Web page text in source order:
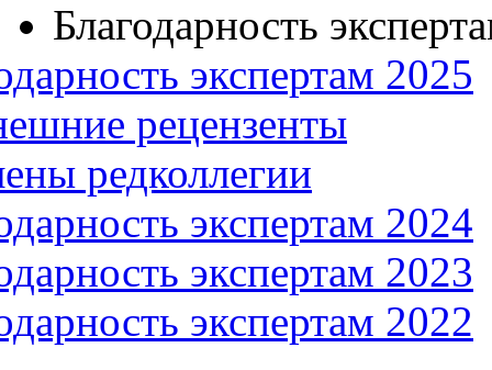
Благодарность
экспертам 2025
рецензенты
редколлегии
экспертам 2024
экспертам 2023
экспертам 2022